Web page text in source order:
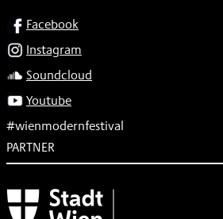
SOCIALFacebook
Instagram
Soundcloud
Youtube
#wienmodernfestival
PARTNER
Subventionsgeber